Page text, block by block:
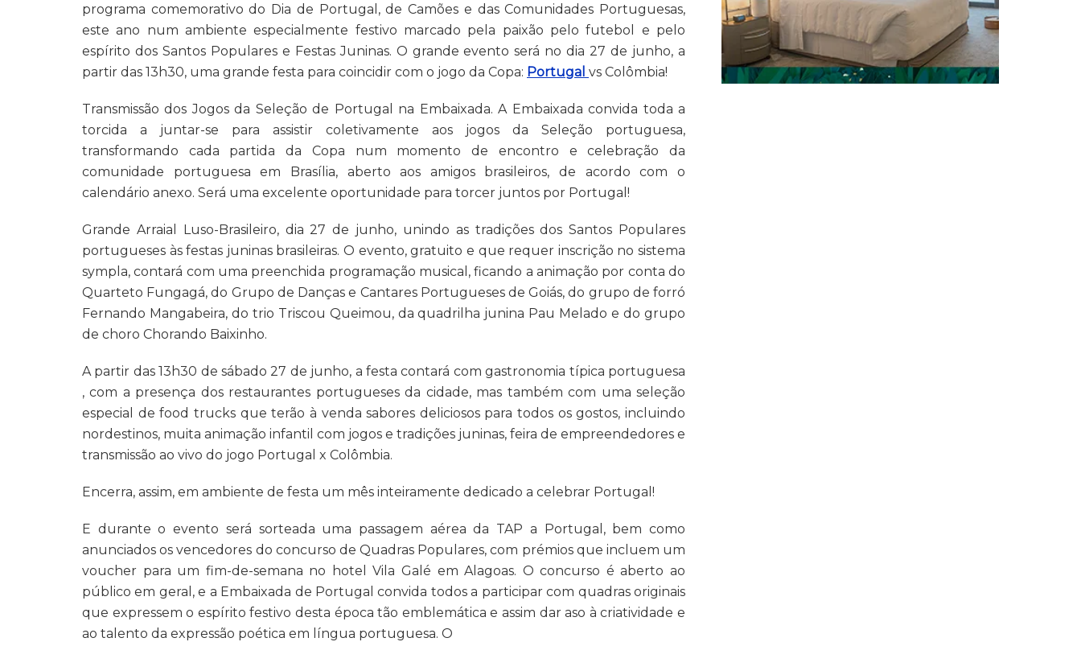
programa comemorativo do Dia de Portugal, de Camões e das Comunidades Portuguesas,
este ano num ambiente especialmente festivo marcado pela paixão pelo futebol e pelo
espírito dos Santos Populares e Festas Juninas. O grande evento será no dia 27 de junho, a
partir das 13h30, uma grande festa para coincidir com o jogo da Copa: Portugal vs Colômbia!
Transmissão dos Jogos da Seleção de Portugal na Embaixada. A Embaixada convida toda a
torcida a juntar-se para assistir coletivamente aos jogos da Seleção portuguesa,
transformando cada partida da Copa num momento de encontro e celebração da
comunidade portuguesa em Brasília, aberto aos amigos brasileiros, de acordo com o
calendário anexo. Será uma excelente oportunidade para torcer juntos por Portugal!
Grande Arraial Luso-Brasileiro, dia 27 de junho, unindo as tradições dos Santos Populares
portugueses às festas juninas brasileiras. O evento, gratuito e que requer inscrição no sistema
sympla, contará com uma preenchida programação musical, ficando a animação por conta do
Quarteto Fungagá, do Grupo de Danças e Cantares Portugueses de Goiás, do grupo de forró
Fernando Mangabeira, do trio Triscou Queimou, da quadrilha junina Pau Melado e do grupo
de choro Chorando Baixinho.
A partir das 13h30 de sábado 27 de junho, a festa contará com gastronomia típica portuguesa
, com a presença dos restaurantes portugueses da cidade, mas também com uma seleção
especial de food trucks que terão à venda sabores deliciosos para todos os gostos, incluindo
nordestinos, muita animação infantil com jogos e tradições juninas, feira de empreendedores e
transmissão ao vivo do jogo Portugal x Colômbia.
Encerra, assim, em ambiente de festa um mês inteiramente dedicado a celebrar Portugal!
E durante o evento será sorteada uma passagem aérea da TAP a Portugal, bem como
anunciados os vencedores do concurso de Quadras Populares, com prémios que incluem um
voucher para um fim-de-semana no hotel Vila Galé em Alagoas. O concurso é aberto ao
público em geral, e a Embaixada de Portugal convida todos a participar com quadras originais
que expressem o espírito festivo desta época tão emblemática e assim dar aso à criatividade e
ao talento da expressão poética em língua portuguesa. O